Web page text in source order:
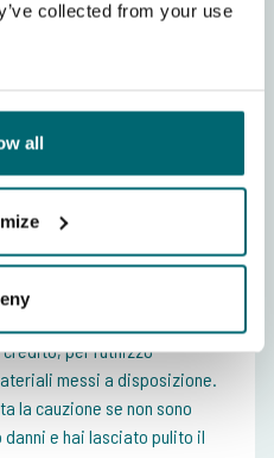
collected from your use
all
settimanale.
Lodge per 4
un massimo
€
cauzione in contanti di €
consegna del
per l'utilizzo
messi a disposizione.
la cauzione se non sono
e hai lasciato pulito il